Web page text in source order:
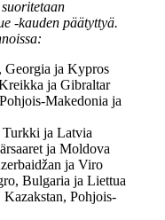
-kauden päätyttyä.
Georgia ja Kypros
ja Gibraltar
Makedonia ja
Turkki ja Latvia
ja Moldova
ja Viro
Bulgaria ja Liettua
Pohjois-